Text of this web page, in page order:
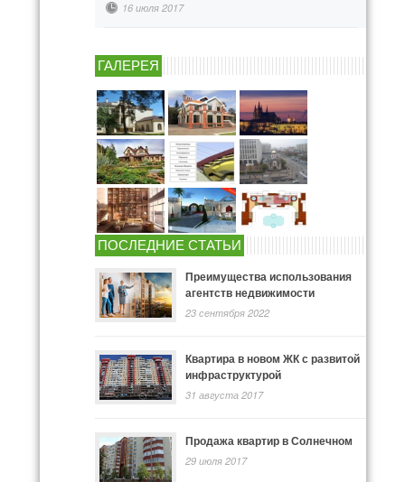
16 июля 2017
ГАЛЕРЕЯ
ПОСЛЕДНИЕ СТАТЬИ
Преимущества использования
агентств недвижимости
23 сентября 2022
Квартира в новом ЖК с развитой
инфраструктурой
31 августа 2017
Продажа квартир в Солнечном
29 июля 2017